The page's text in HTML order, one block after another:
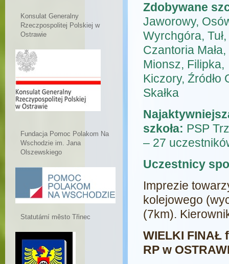
Zdobywane
Jaworowy,
Wyrchgóra, Tuł,
Czantoria Mała,
Mionsz, Filipka,
Kiczory, Źródło
Skałka
szkoła: PSP
– 27
Uczestnicy
Imprezie
kolejowego
(7km).
WIELKI FINAŁ
RP w
Konsulat Generalny
Rzeczpospolitej Polskiej w
Ostrawie
Fundacja Pomoc Polakom Na
Wschodzie im. Jana
Olszewskiego
Statutární město Třinec